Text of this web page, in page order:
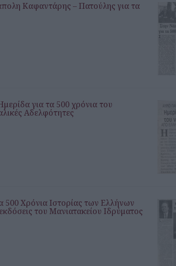
Καφαντάρης – Πατούλης για τα
για τα 500 χρόνια του
Αδελφότητες
500 Χρόνια Ιστορίας των Ελλήνων
του Μανιατακείου Ιδρύματος